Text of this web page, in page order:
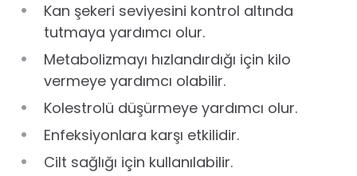
Kan şekeri seviyesini kontrol altında
tutmaya yardımcı olur.
Metabolizmayı hızlandırdığı için kilo
vermeye yardımcı olabilir.
Kolestrolü düşürmeye yardımcı olur.
Enfeksiyonlara karşı etkilidir.
Cilt sağlığı için kullanılabilir.